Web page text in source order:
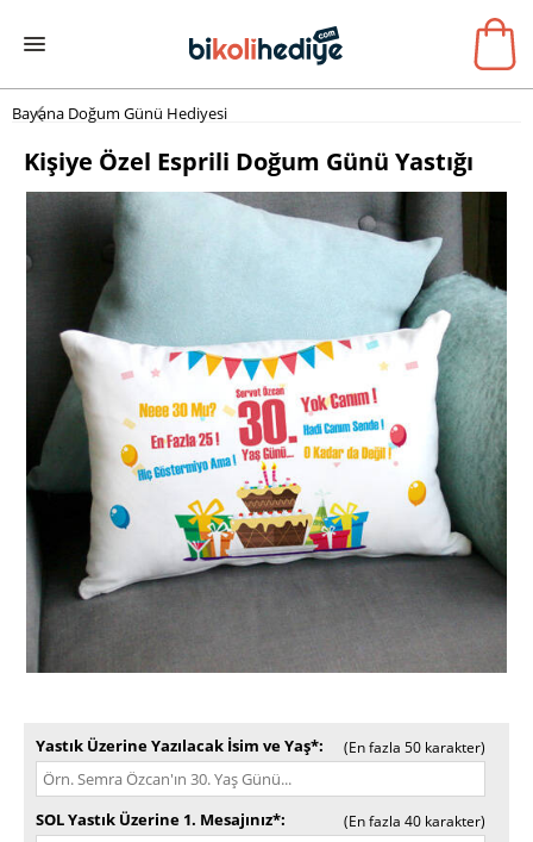
Bayana Doğum Günü Hediyesi
Kişiye Özel Esprili Doğum Günü Yastığı
Yastık Üzerine Yazılacak İsim ve Yaş* (En fazla 50 karakter)
SOL Yastık Üzerine 1. Mesajınız* (En fazla 40 karakter)